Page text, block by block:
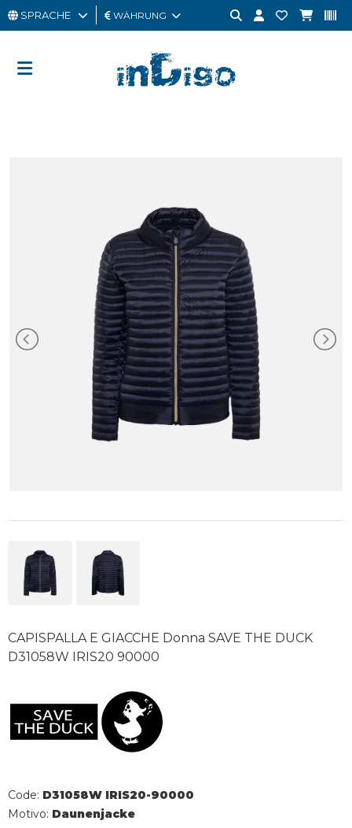
MANN
SPRACHE WÄHRUNG
CAPISPALLA E GIACCHE Donna SAVE THE DUCK
D31058W IRIS20 90000
Code: D31058W IRIS20-90000
Motivo: Daunenjacke